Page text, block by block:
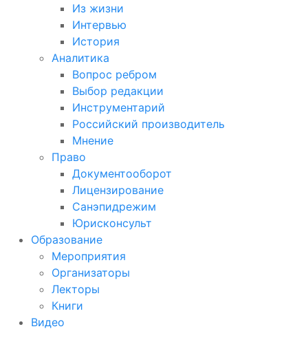
Из жизни
Интервью
История
Аналитика
Вопрос ребром
Выбор редакции
Инструментарий
Российский производитель
Мнение
Право
Документооборот
Лицензирование
Санэпидрежим
Юрисконсульт
Образование
Мероприятия
Организаторы
Лекторы
Книги
Видео